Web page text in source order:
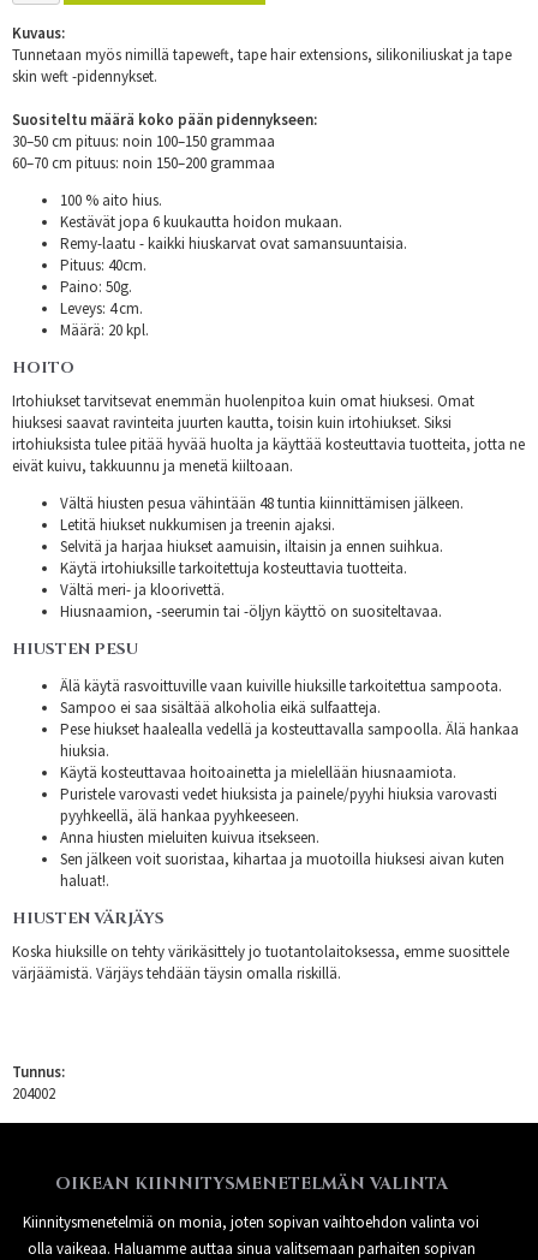
Kuvaus:
Tunnetaan myös nimillä tapeweft, tape hair extensions, silikoniliuskat ja tape
skin weft -pidennykset.
Suositeltu määrä koko pään pidennykseen:
30–50 cm pituus: noin 100–150 grammaa
60–70 cm pituus: noin 150–200 grammaa
100 % aito hius.
Kestävät jopa 6 kuukautta hoidon mukaan.
Remy-laatu - kaikki hiuskarvat ovat samansuuntaisia.
Pituus: 40cm.
Paino: 50g.
Leveys: 4 cm.
Määrä: 20 kpl.
HOITO
Irtohiukset tarvitsevat enemmän huolenpitoa kuin omat hiuksesi. Omat
hiuksesi saavat ravinteita juurten kautta, toisin kuin irtohiukset. Siksi
irtohiuksista tulee pitää hyvää huolta ja käyttää kosteuttavia tuotteita, jotta ne
eivät kuivu, takkuunnu ja menetä kiiltoaan.
Vältä hiusten pesua vähintään 48 tuntia kiinnittämisen jälkeen.
Letitä hiukset nukkumisen ja treenin ajaksi.
Selvitä ja harjaa hiukset aamuisin, iltaisin ja ennen suihkua.
Käytä irtohiuksille tarkoitettuja kosteuttavia tuotteita.
Vältä meri- ja kloorivettä.
Hiusnaamion, -seerumin tai -öljyn käyttö on suositeltavaa.
HIUSTEN PESU
Älä käytä rasvoittuville vaan kuiville hiuksille tarkoitettua sampoota.
Sampoo ei saa sisältää alkoholia eikä sulfaatteja.
Pese hiukset haalealla vedellä ja kosteuttavalla sampoolla. Älä hankaa
hiuksia.
Käytä kosteuttavaa hoitoainetta ja mielellään hiusnaamiota.
Puristele varovasti vedet hiuksista ja painele/pyyhi hiuksia varovasti
pyyhkeellä, älä hankaa pyyhkeeseen.
Anna hiusten mieluiten kuivua itsekseen.
Sen jälkeen voit suoristaa, kihartaa ja muotoilla hiuksesi aivan kuten
haluat!.
HIUSTEN VÄRJÄYS
Koska hiuksille on tehty värikäsittely jo tuotantolaitoksessa, emme suosittele
värjäämistä. Värjäys tehdään täysin omalla riskillä.
Tunnus:
204002
OIKEAN KIINNITYSMENETELMÄN VALINTA
Kiinnitysmenetelmiä on monia, joten sopivan vaihtoehdon valinta voi
olla vaikeaa. Haluamme auttaa sinua valitsemaan parhaiten sopivan